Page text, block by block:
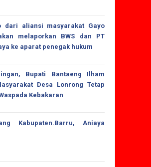
dari aliansi masyarakat Gayo
melaporkan BWS dan PT
ke aparat penegak hukum
Bupati Bantaeng Ilham
Desa Lonrong Tetap
Kebakaran
Kabupaten.Barru, Aniaya